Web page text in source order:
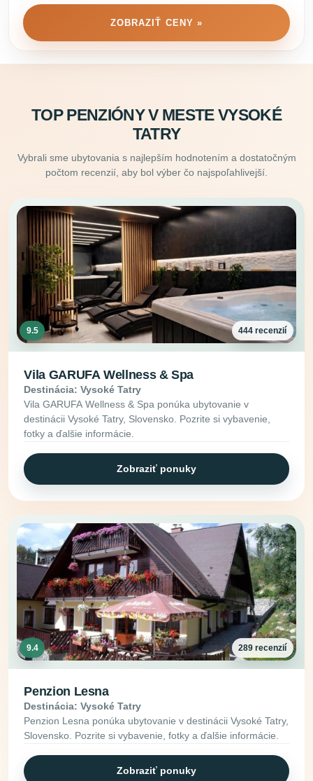
ZOBRAZIŤ CENY »
TOP PENZIÓNY V MESTE VYSOKÉ
TATRY
Vybrali sme ubytovania s najlepším hodnotením a dostatočným
počtom recenzií, aby bol výber čo najspoľahlivejší.
9.5 444 recenzií
Vila GARUFA Wellness & Spa
Destinácia: Vysoké Tatry
Vila GARUFA Wellness & Spa ponúka ubytovanie v
destinácii Vysoké Tatry, Slovensko. Pozrite si vybavenie,
fotky a ďalšie informácie.
Zobraziť ponuky
9.4 289 recenzií
Penzion Lesna
Destinácia: Vysoké Tatry
Penzion Lesna ponúka ubytovanie v destinácii Vysoké Tatry,
Slovensko. Pozrite si vybavenie, fotky a ďalšie informácie.
Zobraziť ponuky